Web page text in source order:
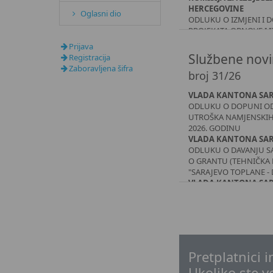
Oglasni dio
Prijava
Registracija
Zaboravljena šifra
HERCEGOVINE
ODLUKU O IZMJENI I
PROJEKATA OBNOVE I
PROSTORIMA GDJE
ZA 2024. GODINU
KOMISIJA ZA
HERCEGOVINE
ODLUKU O IZMJENI I
PROJEKATA OBNOVE I
SOCIJALNE
PROSTORIMA GDJE
ZA 2025. GODINU
DRŽAVNA
ENERGIJU - DERK
ODLUKA O IZDAVANJU
DJELATNOST
Službene
broj 31/26
VLADA KANTONA
ODLUKU O DOPUNI
UTROŠKA
2026. GODINU
VLADA KANTONA
ODLUKU O DAVANJU
O GRANTU (TEHNIČKA
"SARAJEVO TOPLANE -
VLADA KANTONA
ODLUKU O DAVANJU
JAVNOJ USTANOVI ZA
ZA PROVOĐENJE
ARHEOLOŠKO
PRIRODE "VRELO
VLADA KANTONA
Pretplatnici